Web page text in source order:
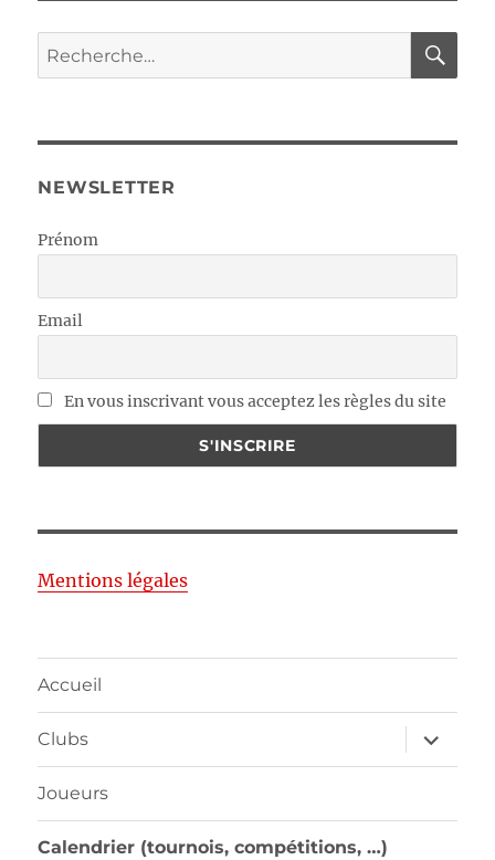
Recherche
pour :
NEWSLETTER
Prénom
Email
En vous inscrivant vous acceptez les règles du site
Mentions légales
Accueil
Clubs
ouvrir
le
sous-
Joueurs
Calendrier (tournois, compétitions, …)